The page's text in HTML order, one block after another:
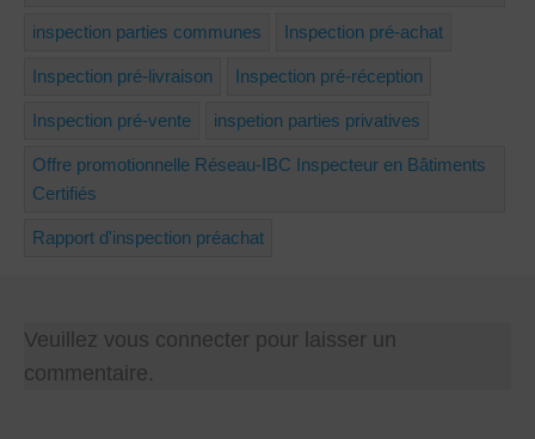
inspection parties communes Inspection pré-achat
Inspection pré-livraison Inspection pré-réception
Inspection pré-vente inspetion parties privatives
Offre promotionnelle Réseau-IBC Inspecteur en Bâtiments
Certifiés
Rapport d'inspection préachat
Veuillez vous connecter pour laisser un
commentaire.